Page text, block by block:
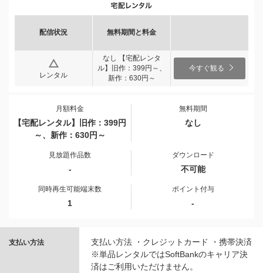
配信状況 無料期間と料金
レンタル
なし 【宅配レンタ
ル】旧作：399円～、
新作：630円～
今すぐ観る
月額料金
【宅配レンタル】旧作：399円
～、新作：630円～
無料期間
なし
見放題作品数
-
ダウンロード
不可能
同時再生可能端末数
1
ポイント付与
-
支払い方法
支払い方法 ・クレジットカード ・携帯決済
※単品レンタルではSoftBankのキャリア決
済はご利用いただけません。